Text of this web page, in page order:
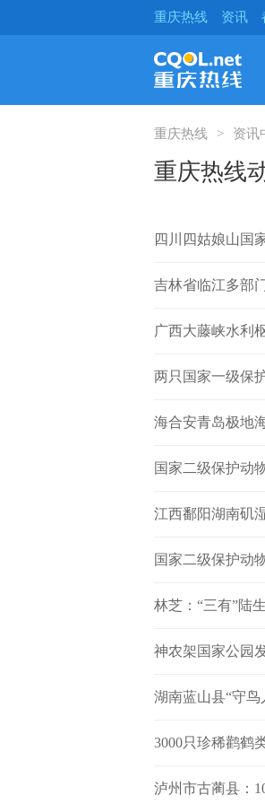
重庆热线 资讯
重庆热线 资讯
重庆热线
四川四姑娘山国
吉林省临江多部
广西大藤峡水利
两只国家一级保
海合安青岛极地
国家二级保护动
江西鄱阳湖南矶
国家二级保护动
林芝：“三有”陆
神农架国家公园
湖南蓝山县“守鸟
3000只珍稀鹳鹤
泸州市古蔺县：